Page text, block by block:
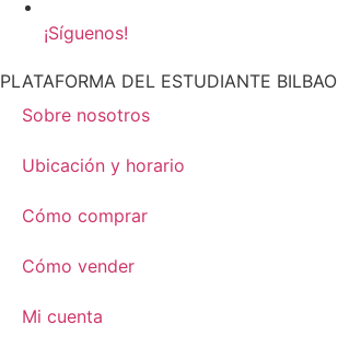
¡Síguenos!
PLATAFORMA DEL ESTUDIANTE BILBAO
Sobre nosotros
Ubicación y horario
Cómo comprar
Cómo vender
Mi cuenta